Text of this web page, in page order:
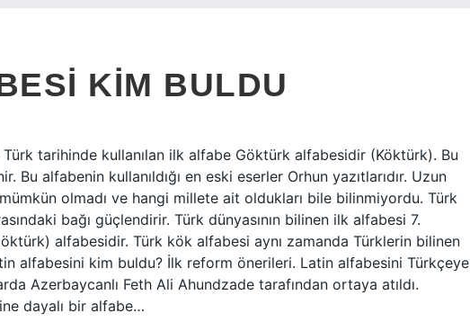
KIM BULDU
tarihinde kullanılan ilk alfabe Göktürk alfabesidir (Köktürk). Bu
Bu alfabenin kullanıldığı en eski eserler Orhun yazıtlarıdır. Uzun
olmadı ve hangi millete ait oldukları bile bilinmiyordu. Türk
bağı güçlendirir. Türk dünyasının bilinen ilk alfabesi 7.
alfabesidir. Türk kök alfabesi aynı zamanda Türklerin bilinen
alfabesini kim buldu? İlk reform önerileri. Latin alfabesini Türkçeye
Azerbaycanlı Feth Ali Ahundzade tarafından ortaya atıldı.
dayalı bir alfabe…